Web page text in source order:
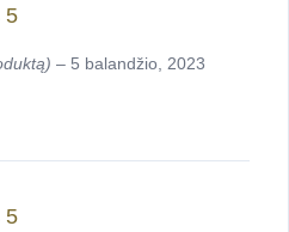
5
– 5 balandžio, 2023
5